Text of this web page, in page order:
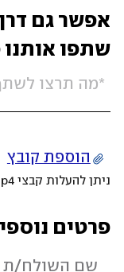
שתפו אותנו
הוספת קובץ
ניתן להעלות קבצי mov, png, jpeg, jpg, mp4 עד 200MB
פרטים
אפשר גם